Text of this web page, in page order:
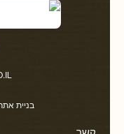
בניית